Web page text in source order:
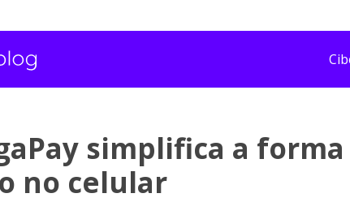
simplifica a
no celular